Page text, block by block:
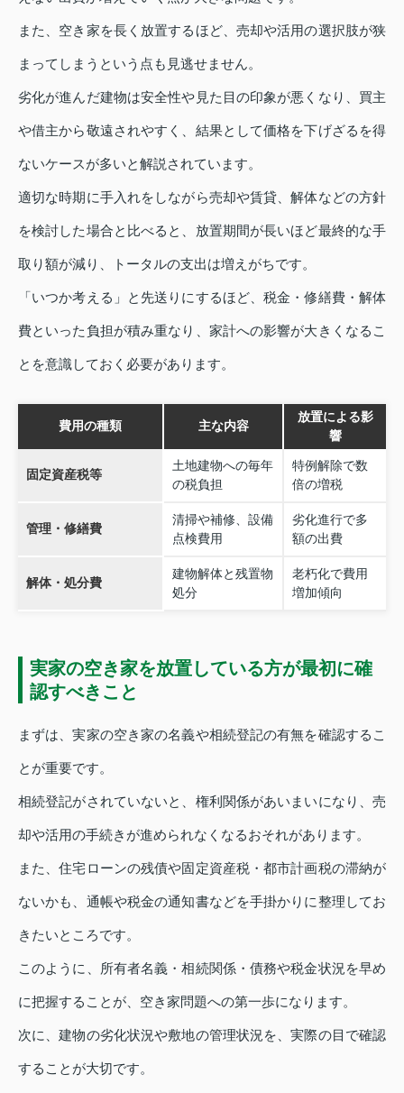
また、空き家を長く放置するほど、売却や活用の選択肢が狭
まってしまうという点も見逃せません。
劣化が進んだ建物は安全性や見た目の印象が悪くなり、買主
や借主から敬遠されやすく、結果として価格を下げざるを得
ないケースが多いと解説されています。
適切な時期に手入れをしながら売却や賃貸、解体などの方針
を検討した場合と比べると、放置期間が長いほど最終的な手
取り額が減り、トータルの支出は増えがちです。
「いつか考える」と先送りにするほど、税金・修繕費・解体
費といった負担が積み重なり、家計への影響が大きくなるこ
とを意識しておく必要があります。
費用の種類 主な内容
放置による影
響
固定資産税等
土地建物への毎年
の税負担
特例解除で数
倍の増税
管理・修繕費
清掃や補修、設備
点検費用
劣化進行で多
額の出費
解体・処分費
建物解体と残置物
処分
老朽化で費用
増加傾向
実家の空き家を放置している方が最初に確
認すべきこと
まずは、実家の空き家の名義や相続登記の有無を確認するこ
とが重要です。
相続登記がされていないと、権利関係があいまいになり、売
却や活用の手続きが進められなくなるおそれがあります。
また、住宅ローンの残債や固定資産税・都市計画税の滞納が
ないかも、通帳や税金の通知書などを手掛かりに整理してお
きたいところです。
このように、所有者名義・相続関係・債務や税金状況を早め
に把握することが、空き家問題への第一歩になります。
次に、建物の劣化状況や敷地の管理状況を、実際の目で確認
することが大切です。